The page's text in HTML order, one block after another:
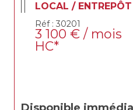
LOCAL /
Réf : 30201
3 100 € / mois
HC*